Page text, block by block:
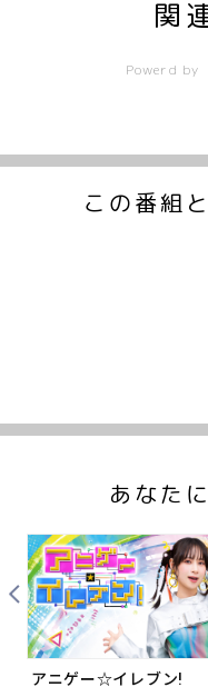
関
Powerd by
この番組
あなた
アニゲー☆イレブン!
Prev